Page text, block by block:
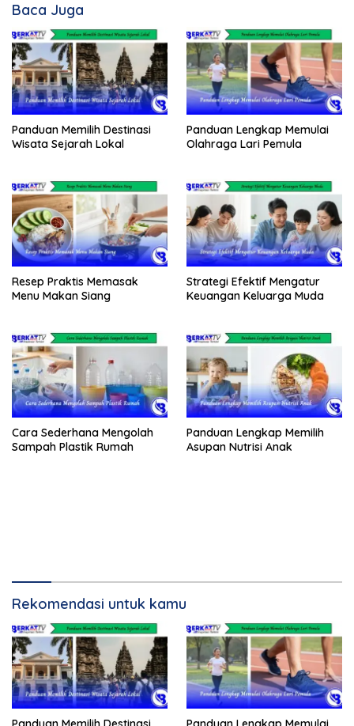
Baca Juga
Panduan Memilih Destinasi
Wisata Sejarah Lokal
Panduan Lengkap Memulai
Olahraga Lari Pemula
Resep Praktis Memasak
Menu Makan Siang
Strategi Efektif Mengatur
Keuangan Keluarga Muda
Cara Sederhana Mengolah
Sampah Plastik Rumah
Panduan Lengkap Memilih
Asupan Nutrisi Anak
Rekomendasi untuk kamu